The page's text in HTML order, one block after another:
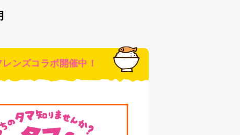
ンズコラボ開催中！